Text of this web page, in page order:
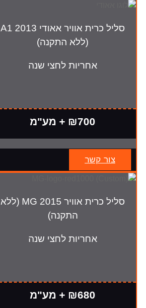
סליל כרית אוויר אאודי A1 2013
(ללא התקנה)
אחריות לחצי שנה
₪700 + מע"מ
צור קשר
סליל כרית אוויר MG 2015 (ללא
התקנה)
אחריות לחצי שנה
₪680 + מע"מ